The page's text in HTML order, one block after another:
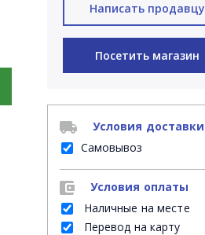
Написать продавцу
Посетить магазин
Условия доставки
Самовывоз
Условия оплаты
Наличные на месте
Перевод на карту